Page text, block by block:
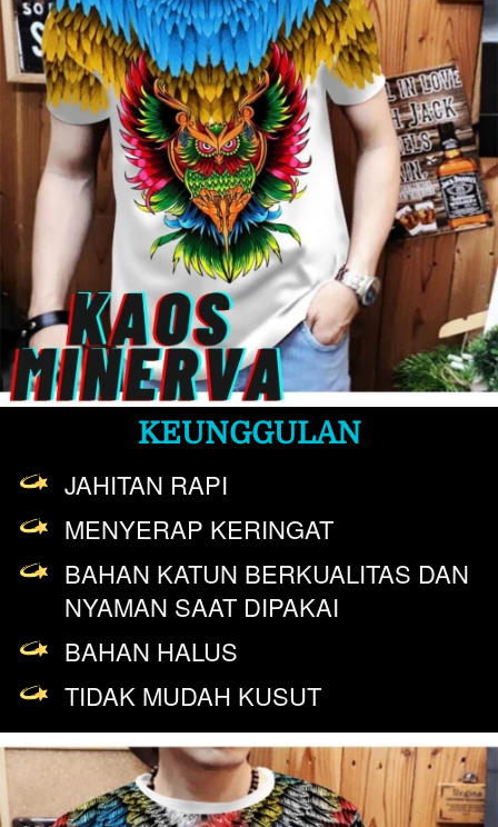
KEUNGGULAN
JAHITAN RAPI
MENYERAP KERINGAT
BAHAN KATUN BERKUALITAS DAN
NYAMAN SAAT DIPAKAI
BAHAN HALUS
TIDAK MUDAH KUSUT